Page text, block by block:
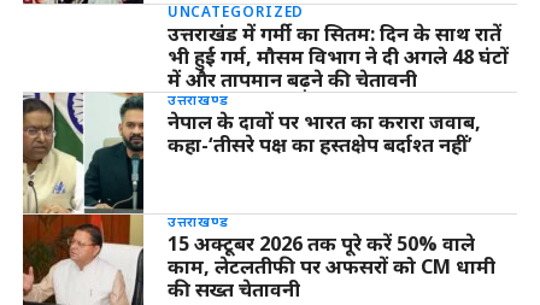
UNCATEGORIZED
उत्तराखंड में गर्मी का सितम: दिन के साथ रातें
भी हुईं गर्म, मौसम विभाग ने दी अगले 48 घंटों
में और तापमान बढ़ने की चेतावनी
उत्तराखण्ड
नेपाल के दावों पर भारत का करारा जवाब,
कहा-‘तीसरे पक्ष का हस्तक्षेप बर्दाश्त नहीं’
उत्तराखण्ड
15 अक्टूबर 2026 तक पूरे करें 50% वाले
काम, लेटलतीफी पर अफसरों को CM धामी
की सख्त चेतावनी